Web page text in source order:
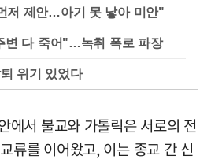
저 제안…아기 못 낳아 미안"
변 다 죽어"…녹취 폭로 파장
위기 있었다
에서 불교와 가톨릭은 서로의 전
류를 이어왔고, 이는 종교 간 신